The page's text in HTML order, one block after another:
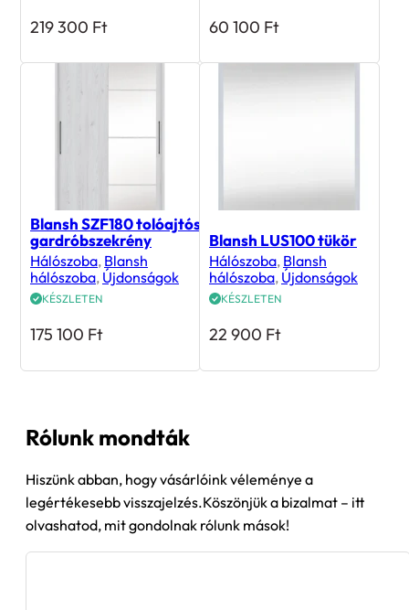
219 300 Ft 60 100 Ft
Blansh SZF180 tolóajtós
gardróbszekrény
Hálószoba, Blansh
hálószoba, Újdonságok
KÉSZLETEN
175 100 Ft
Blansh LUS100 tükör
Hálószoba, Blansh
hálószoba, Újdonságok
KÉSZLETEN
22 900 Ft
Rólunk mondták
Hiszünk abban, hogy vásárlóink véleménye a
legértékesebb visszajelzés.Köszönjük a bizalmat – itt
olvashatod, mit gondolnak rólunk mások!